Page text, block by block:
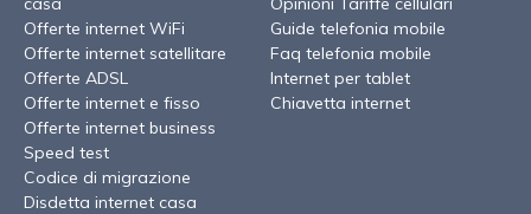
Offerte internet WiFi
Offerte internet satellitare
Offerte ADSL
Offerte internet e fisso
Offerte internet business
Speed test
Codice di migrazione
Disdetta internet casa
Guide telefonia mobile
Faq telefonia mobile
Internet per tablet
Chiavetta internet